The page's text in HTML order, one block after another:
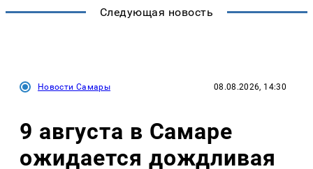
Следующая новость
Новости Самары 08.08.2026, 14:30
9 августа в Самаре
ожидается дождливая